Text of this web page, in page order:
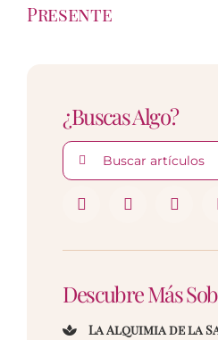
Presente
¿Buscas Algo?
Buscar:
Descubre Más
La Alquimia de la